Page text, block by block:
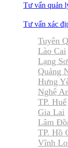
Tư vấn quản
Tư vấn xác
Tuyên
Lào Cai
Lạng
Quảng
Hưng
Nghệ
TP. Huế
Gia Lai
Lâm
TP. Hồ
Vĩnh